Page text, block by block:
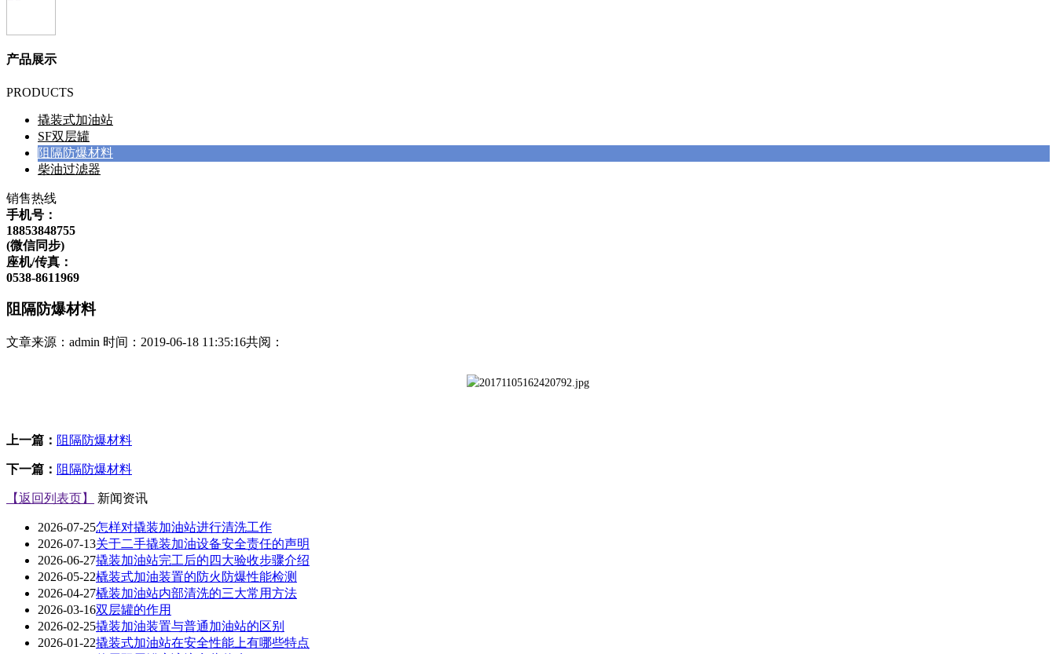
产品展示
PRODUCTS
撬装式加油站
SF双层罐
阻隔防爆材料
柴油过滤器
销售热线
手机号：
18853848755
(微信同步)
座机/传真：
0538-8611969
阻隔防爆材料
文章来源：admin 时间：2019-06-18 11:35:16共阅：
上一篇： 阻隔防爆材料
下一篇： 阻隔防爆材料
【返回列表页】 新闻资讯
2026-07-25怎样对撬装加油站进行清洗工作
2026-07-13关于二手撬装加油设备安全责任的声明
2026-06-27撬装加油站完工后的四大验收步骤介绍
2026-05-22橇装式加油装置的防火防爆性能检测
2026-04-27橇装加油站内部清洗的三大常用方法
2026-03-16双层罐的作用
2026-02-25撬装加油装置与普通加油站的区别
2026-01-22撬装式加油站在安全性能上有哪些特点